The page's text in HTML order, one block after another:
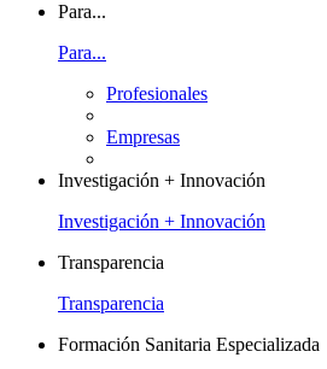
Para...
Para...
Profesionales
Empresas
Investigación + Innovación
Investigación + Innovación
Transparencia
Transparencia
Formación Sanitaria Especializada